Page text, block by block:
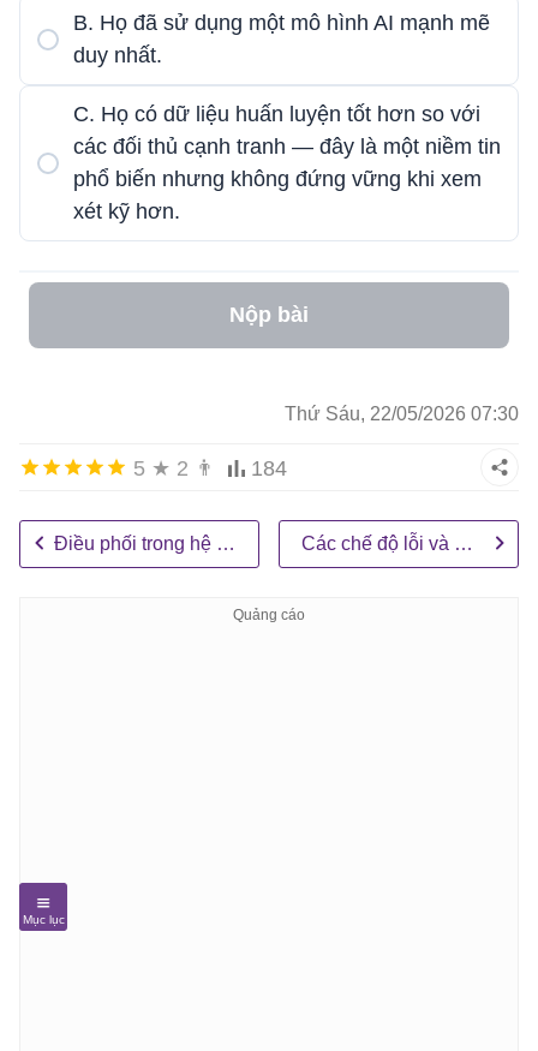
B. Họ đã sử dụng một mô hình AI mạnh mẽ
duy nhất.
C. Họ có dữ liệu huấn luyện tốt hơn so với
các đối thủ cạnh tranh — đây là một niềm tin
phổ biến nhưng không đứng vững khi xem
xét kỹ hơn.
Nộp bài
Thứ Sáu, 22/05/2026 07:30
5 ★ 2 👨 184
Điều phối trong hệ thống AI multi-agent Các chế độ lỗi và gỡ lỗi